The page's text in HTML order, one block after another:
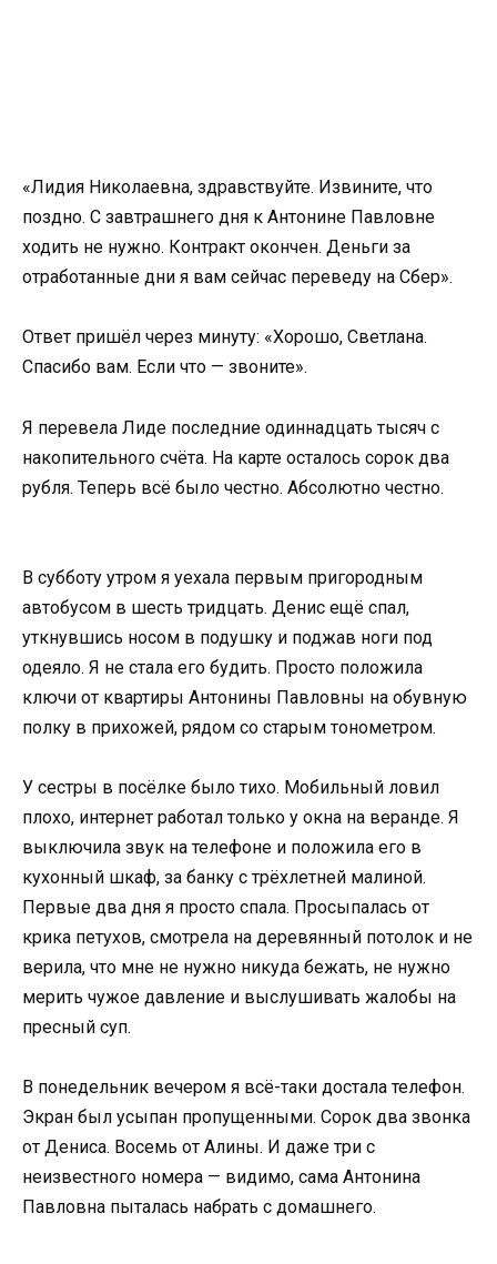
«Лидия Николаевна, здравствуйте. Извините, что
поздно. С завтрашнего дня к Антонине Павловне
ходить не нужно. Контракт окончен. Деньги за
отработанные дни я вам сейчас переведу на Сбер».
Ответ пришёл через минуту: «Хорошо, Светлана.
Спасибо вам. Если что — звоните».
Я перевела Лиде последние одиннадцать тысяч с
накопительного счёта. На карте осталось сорок два
рубля. Теперь всё было честно. Абсолютно честно.
В субботу утром я уехала первым пригородным
автобусом в шесть тридцать. Денис ещё спал,
уткнувшись носом в подушку и поджав ноги под
одеяло. Я не стала его будить. Просто положила
ключи от квартиры Антонины Павловны на обувную
полку в прихожей, рядом со старым тонометром.
У сестры в посёлке было тихо. Мобильный ловил
плохо, интернет работал только у окна на веранде. Я
выключила звук на телефоне и положила его в
кухонный шкаф, за банку с трёхлетней малиной.
Первые два дня я просто спала. Просыпалась от
крика петухов, смотрела на деревянный потолок и не
верила, что мне не нужно никуда бежать, не нужно
мерить чужое давление и выслушивать жалобы на
пресный суп.
В понедельник вечером я всё-таки достала телефон.
Экран был усыпан пропущенными. Сорок два звонка
от Дениса. Восемь от Алины. И даже три с
неизвестного номера — видимо, сама Антонина
Павловна пыталась набрать с домашнего.